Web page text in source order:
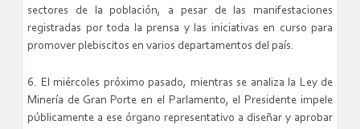
sectores de la población, a pesar de las manifestaciones
registradas por toda la prensa y las iniciativas en curso para
promover plebiscitos en varios departamentos del país.
6. El miércoles próximo pasado, mientras se analiza la Ley de
Minería de Gran Porte en el Parlamento, el Presidente impele
públicamente a ese órgano representativo a diseñar y aprobar